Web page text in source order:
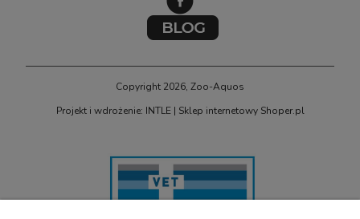
Copyright 2026, Zoo-Aquos
Projekt i wdrożenie: INTLE| Sklep internetowy Shoper.pl